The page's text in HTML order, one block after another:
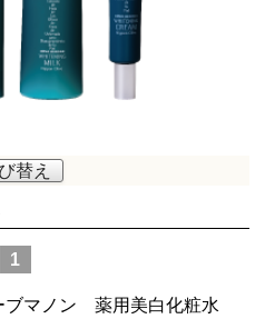
替え
1
ブマノン 薬用美白化粧水